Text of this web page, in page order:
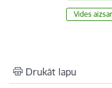
Vides
Drukāt lapu